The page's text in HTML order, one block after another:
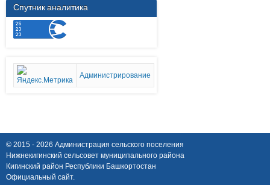
Спутник аналитика
Администрирование
© 2015 - 2026 Администрация сельского поселения
Нижнекигинский сельсовет муниципального района
Кигинский район Республики Башкортостан
Официальный сайт.